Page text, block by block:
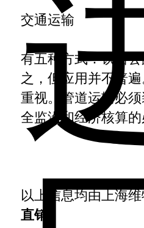
交通运输
有五种方式：铁路
之，但应用并不普
重视。管道运输必
全监没和经济核算
以上信息均由上海
直销